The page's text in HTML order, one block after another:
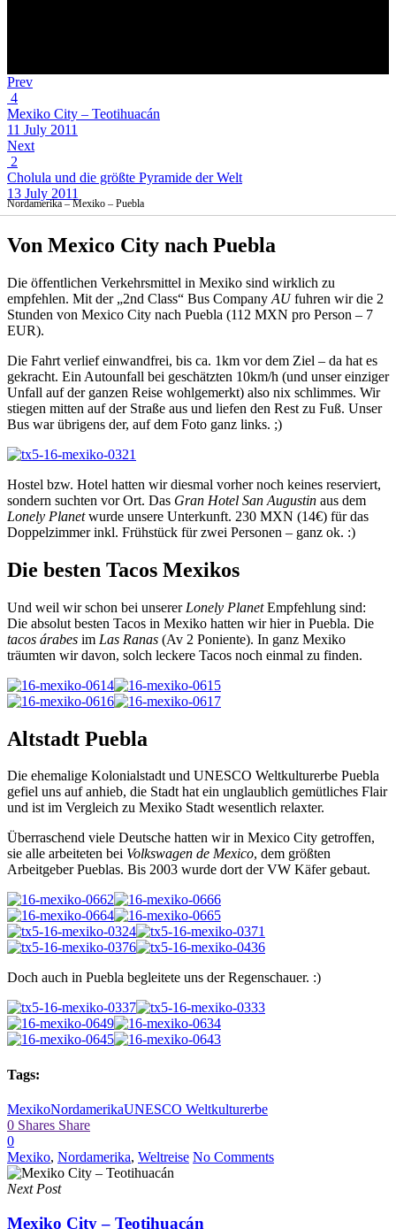
Prev
4
Mexiko City – Teotihuacán
11 July 2011
Next
2
Cholula und die größte Pyramide der Welt
13 July 2011
Nordamerika – Mexiko – Puebla
Von Mexico City nach Puebla
Die öffentlichen Verkehrsmittel in Mexiko sind wirklich zu
empfehlen. Mit der „2nd Class“ Bus Company AUfuhren wir die 2
Stunden von Mexico City nach Puebla (112 MXN pro Person – 7
EUR).
Die Fahrt verlief einwandfrei, bis ca. 1km vor dem Ziel – da hat es
gekracht. Ein Autounfall bei geschätzten 10km/h (und unser einziger
Unfall auf der ganzen Reise wohlgemerkt) also nix schlimmes. Wir
stiegen mitten auf der Straße aus und liefen den Rest zu Fuß. Unser
Bus war übrigens der, auf dem Foto ganz links. ;)
Hostel bzw. Hotel hatten wir diesmal vorher noch keines reserviert,
sondern suchten vor Ort. Das Gran Hotel San Augustin aus dem
Lonely Planetwurde unsere Unterkunft. 230 MXN (14€) für das
Doppelzimmer inkl. Frühstück für zwei Personen – ganz ok. :)
Die besten Tacos Mexikos
Und weil wir schon bei unserer Lonely PlanetEmpfehlung sind:
Die absolut besten Tacos in Mexiko hatten wir hier in Puebla. Die
tacos árabes im Las Ranas (Av 2 Poniente). In ganz Mexiko
träumten wir davon, solch leckere Tacos noch einmal zu finden.
Altstadt Puebla
Die ehemalige Kolonialstadt und UNESCO Weltkulturerbe Puebla
gefiel uns auf anhieb, die Stadt hat ein unglaublich gemütliches Flair
und ist im Vergleich zu Mexiko Stadt wesentlich relaxter.
Überraschend viele Deutsche hatten wir in Mexico City getroffen,
sie alle arbeiteten bei Volkswagen de Mexico, dem größten
Arbeitgeber Pueblas. Bis 2003 wurde dort der VW Käfer gebaut.
Doch auch in Puebla begleitete uns der Regenschauer. :)
Tags:
MexikoNordamerikaUNESCO Weltkulturerbe
0 Shares Share
0
Mexiko, Nordamerika, Weltreise No Comments
Next Post
Mexiko City – Teotihuacán